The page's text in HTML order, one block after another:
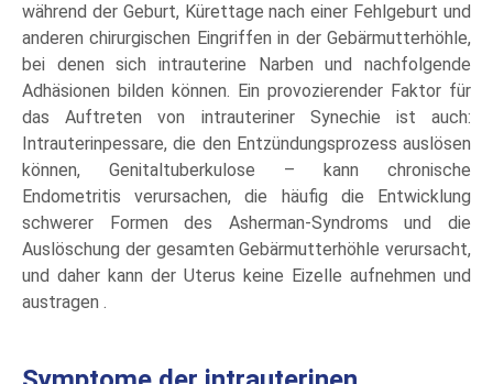
während der Geburt, Kürettage nach einer Fehlgeburt und
anderen chirurgischen Eingriffen in der Gebärmutterhöhle,
bei denen sich intrauterine Narben und nachfolgende
Adhäsionen bilden können. Ein provozierender Faktor für
das Auftreten von intrauteriner Synechie ist auch:
Intrauterinpessare, die den Entzündungsprozess auslösen
können, Genitaltuberkulose – kann chronische
Endometritis verursachen, die häufig die Entwicklung
schwerer Formen des Asherman-Syndroms und die
Auslöschung der gesamten Gebärmutterhöhle verursacht,
und daher kann der Uterus keine Eizelle aufnehmen und
austragen .